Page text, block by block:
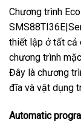
Chương trình
thiết lập ở tất cả
chương trình
Đây là chương
đĩa và vật dụng
Automatic